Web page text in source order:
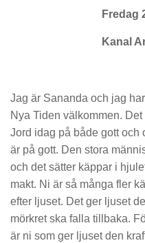
Fredag
Kanal
Jag är Sananda och jag
Nya Tiden välkommen.
Jord idag på både gott och
är på gott. Den stora
och det sätter käppar i
makt. Ni är så många fler
efter ljuset. Det ger ljuset
mörkret ska falla tillbaka.
är ni som ger ljuset den